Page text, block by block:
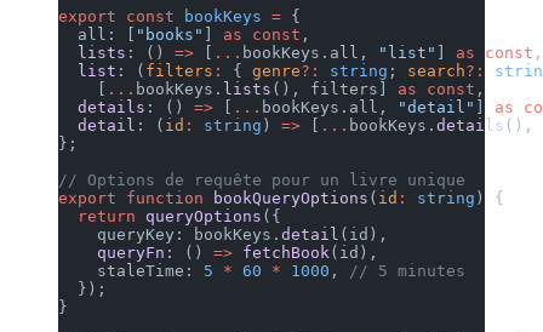
export const bookKeys = {
  all: [
"books" ] as const ,
  lists
: () => [ ... bookKeys.all, "list" ] as const ,
  list
: ( filters : { genre?: string ; search?:
    [
... bookKeys. lists (), filters] as const ,
  details
: () => [ ... bookKeys.all, "detail" ] as
  detail
: ( id : string ) => [ ... bookKeys. details (),
};
// Options de requête pour un livre unique
export function bookQueryOptions ( id : string ) {
  return
queryOptions ({
    queryKey: bookKeys.
detail (id),
    queryFn
: () => fetchBook (id),
    staleTime:
5 * 60 * 1000 ,
// 5 minutes
  });
}